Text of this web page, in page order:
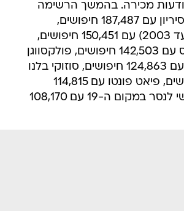
2,002 מודעות מכירה. בהמשך הרשימה
נמצאת דייהטסו סיריון עם 187,487 חיפושים,
פולקסווגן גולף (עד 2003) עם 150,451 חיפושים,
פיאט פונטו ספייס עם 142,503 חיפושים, פולקסווגן
פולו (עד 2005) עם 124,863 חיפושים, סוזוקי בלנו
עם 117,684 חיפושים, פיאט פונטו עם 114,815
חיפושים ומיצובישי לנסר במקום ה-19 עם 108,170